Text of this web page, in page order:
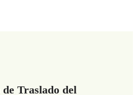
Traslado del